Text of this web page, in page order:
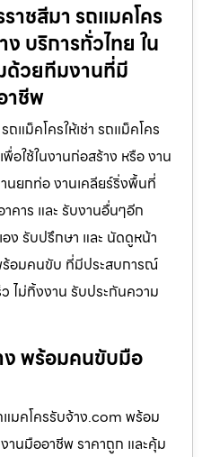
าชสีมา รถแมคโคร
ง บริการทั่วไทย ใน
ด้วยทีมงานที่มี
าชีพ
แม็คโครให้เช่า รถแม็คโคร
อใช้ในงานก่อสร้าง หรือ งาน
นยกท่อ งานเคลียร์ริ่งพื้นที่
าร และ รับงานอื่นๆอีก
อง รับปรึกษา และ นัดดูหน้า
ร้อมคนขับ ที่มีประสบการณ์
ไม่ทิ้งงาน รับประกันความ
ง พร้อมคนขับมือ
แมคโครรับจ้าง.com พร้อม
นมืออาชีพ ราคาถูก และคุ้ม